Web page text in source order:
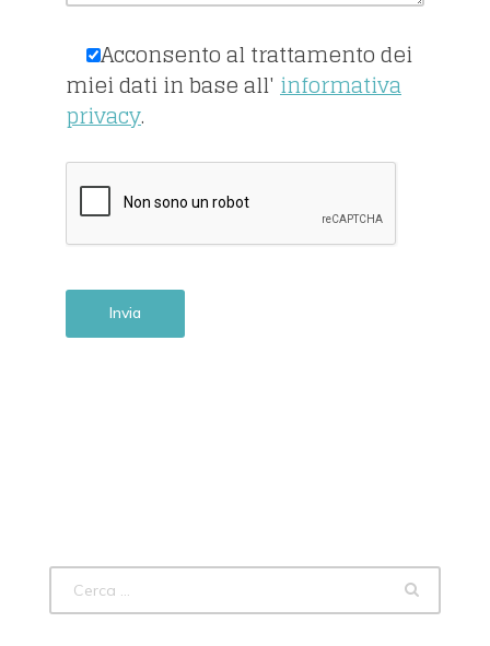
Acconsento al trattamento dei
miei dati in base all' informativa
privacy.